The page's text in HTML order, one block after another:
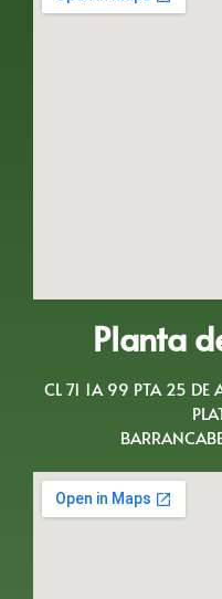
Planta
CL 71 1A 99 PTA 25 DE